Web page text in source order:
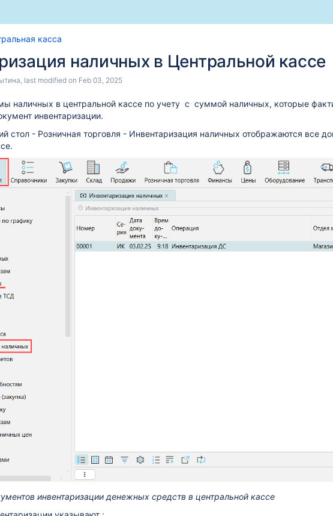
касса
end
banner
start
banner
наличных в Центральной кассе
, last modified on Feb 03, 2025
наличных в центральной кассе по учету с суммой наличных, которые
инвентаризации.
стол - Розничная торговля - Инвентаризация наличных отображаются все
инвентаризации денежных средств в центральной кассе